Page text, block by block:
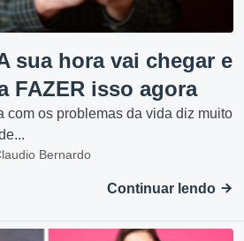
sua hora vai chegar e
FAZER isso agora
com os problemas da vida diz muito
Bernardo
Continuar lendo